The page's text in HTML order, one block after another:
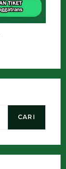
CARI